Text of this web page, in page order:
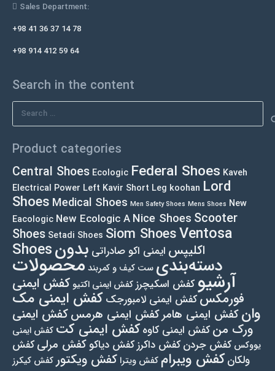
Sales Department:
+98 41 36 37 14 78
+98 914 412 59 64
Search in the content
Search
for:
Product categories
Central Shoes Ecologic Federal Shoes Kaveh
Electrical Power Left Kavir Short Leg koohan Lord
Shoes Medical Shoes Men Safety Shoes Mens Shoes New
Eacologic New Ecologic A Nice Shoes Scooter
Shoes Setadi Shoes Siom ShoesVentosa
Shoes اکلیپس ایمنی اکو صادراتی بدون
دسته‌بندی ست کیف و کمربندمحصولات
آرشیو کفش اسکیچرزکفش ایمنی اکتیو کفش ایمنی
فورمکسکفش ایمنی لامبورجک کفش ایمنی مک
وانکفش ایمنی هامرکفش ایمنی هرمسکفش ایمنی
ورک من کفش ایمنی کاوه کفش ایمنی کت کفش ایمنی
یووکس کفش جردن کفش داکرزکفش دیاکو کفش مرلی کفش
ولکان کفش ویبرام کفش ویترا کفش ویکتور کفش کیکرز